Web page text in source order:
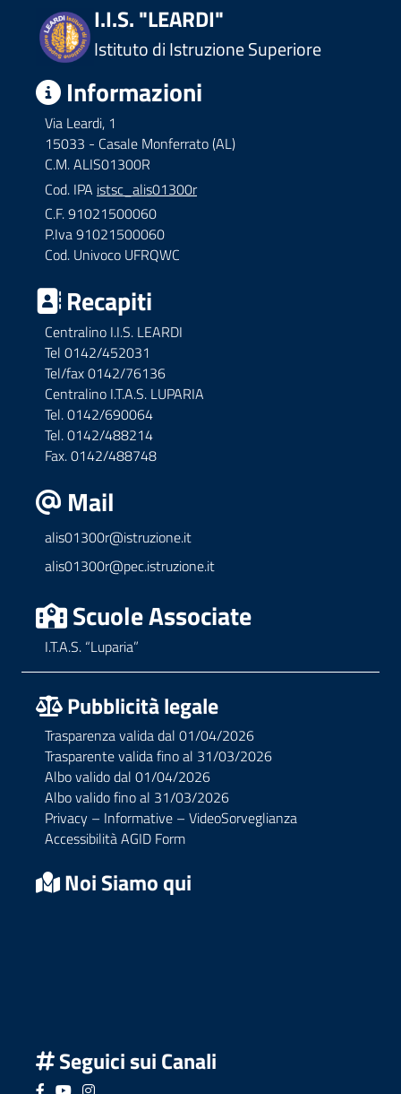
I.I.S. "LEARDI"
Istituto di Istruzione Superiore
Informazioni
Via Leardi, 1
15033 - Casale Monferrato (AL)
C.M. ALIS01300R
Cod. IPA istsc_alis01300r
C.F. 91021500060
P.Iva 91021500060
Cod. Univoco UFRQWC
Recapiti
Centralino I.I.S. LEARDI
Tel 0142/452031
Tel/fax 0142/76136
Centralino I.T.A.S. LUPARIA
Tel. 0142/690064
Tel. 0142/488214
Fax. 0142/488748
Mail
alis01300r@istruzione.it
alis01300r@pec.istruzione.it
Scuole Associate
I.T.A.S. “Luparia”
Pubblicità legale
Trasparenza valida dal 01/04/2026
Trasparente valida fino al 31/03/2026
Albo valido dal 01/04/2026
Albo valido fino al 31/03/2026
Privacy – Informative – VideoSorveglianza
Accessibilità AGID Form
Noi Siamo qui
Seguici sui Canali